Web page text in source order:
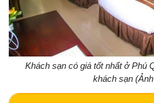
Khách sạn có giá tốt nhất ở Phú
khách sạn